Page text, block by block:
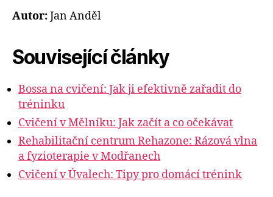
Autor:Jan Anděl
Související články
Bossa na cvičení: Jak ji efektivně zařadit do
tréninku
Cvičení v Mělníku: Jak začít a co očekávat
Rehabilitační centrum Rehazone: Rázová vlna
a fyzioterapie v Modřanech
Cvičení v Úvalech: Tipy pro domácí trénink